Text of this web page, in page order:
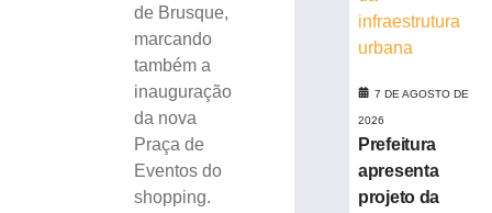
de Brusque,
marcando
também a
inauguração
da nova
Praça de
Eventos do
shopping.
Centro
7 DE AGOSTO DE
2026
Prefeitura
apresenta
projeto da